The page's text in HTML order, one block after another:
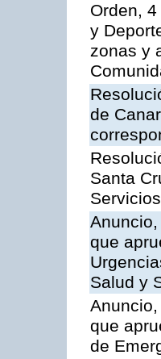
Orden,
y
zonas y
de
Santa
que
Salud y
que
de